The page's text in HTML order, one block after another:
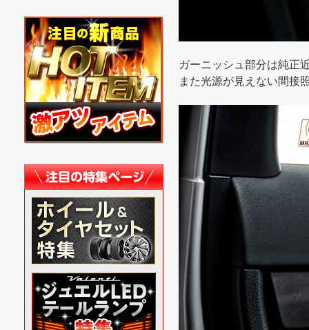
ガーニッシュ部分は純正
また光源が見えない間接